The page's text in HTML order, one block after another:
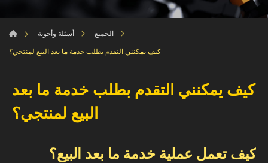
أسئلة وأجوبة
الجميع
كيف يمكنني التقدم بطلب خدمة ما بعد البيع لمنتجي؟
كيف يمكنني التقدم بطلب خدمة ما بعد
البيع لمنتجي؟
كيف تعمل عملية خدمة ما بعد البيع؟